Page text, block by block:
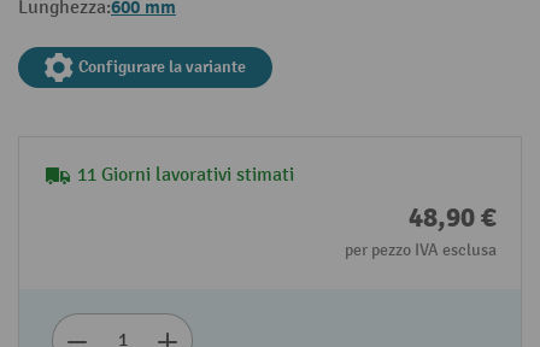
Lunghezza:600 mm
Configurare la variante
11 Giorni lavorativi stimati
48,90 €
per pezzo IVA esclusa